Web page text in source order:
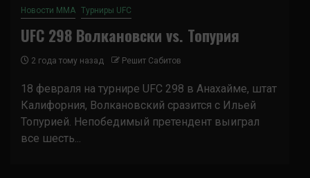
Новости ММА Турниры UFC
UFC 298 Волкановски vs. Топурия
2 года тому назад Решит Сабитов
18 февраля на турнире UFC 298 в Анахайме, штат
Калифорния, Волкановский сразится с Ильей
Топурией. Непобедимый претендент выиграл
все шесть...